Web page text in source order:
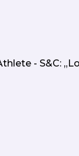
- S&C: